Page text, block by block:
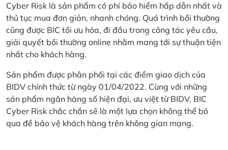
Cyber Risk là sản phẩm có phí bảo hiểm hấp dẫn nhất và
thủ tục mua đơn giản, nhanh chóng. Quá trình bồi thường
cũng được BIC tối ưu hóa, đi đầu trong công tác yêu cầu,
giải quyết bồi thường online nhằm mang tới sự thuận tiện
nhất cho khách hàng.
Sản phẩm được phân phối tại các điểm giao dịch của
BIDV chính thức từ ngày 01/04/2022. Cùng với những
sản phẩm ngân hàng số hiện đại, ưu việt từ BIDV, BIC
Cyber Risk chắc chắn sẽ là một lựa chọn không thể bỏ
qua để bảo vệ khách hàng trên không gian mạng.